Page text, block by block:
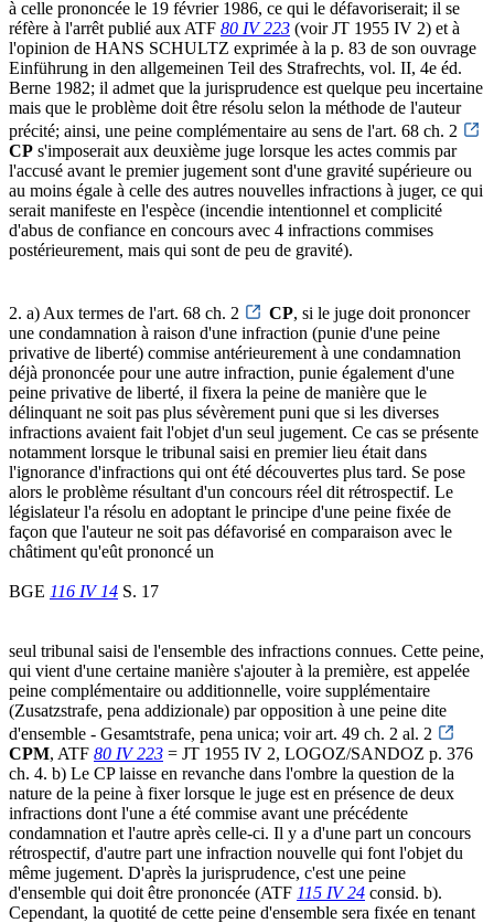
à celle prononcée le 19 février 1986, ce qui le défavoriserait; il se
réfère à l'arrêt publié aux ATF 80 IV 223 (voir JT 1955 IV 2) et à
l'opinion de HANS SCHULTZ exprimée à la p. 83 de son ouvrage
Einführung in den allgemeinen Teil des Strafrechts, vol. II, 4e éd.
Berne 1982; il admet que la jurisprudence est quelque peu incertaine
mais que le problème doit être résolu selon la méthode de l'auteur
précité; ainsi, une peine complémentaire au sens de l'art. 68 ch. 2
CP s'imposerait aux deuxième juge lorsque les actes commis par
l'accusé avant le premier jugement sont d'une gravité supérieure ou
au moins égale à celle des autres nouvelles infractions à juger, ce qui
serait manifeste en l'espèce (incendie intentionnel et complicité
d'abus de confiance en concours avec 4 infractions commises
postérieurement, mais qui sont de peu de gravité).
2. a) Aux termes de l'art. 68 ch. 2 CP, si le juge doit prononcer
une condamnation à raison d'une infraction (punie d'une peine
privative de liberté) commise antérieurement à une condamnation
déjà prononcée pour une autre infraction, punie également d'une
peine privative de liberté, il fixera la peine de manière que le
délinquant ne soit pas plus sévèrement puni que si les diverses
infractions avaient fait l'objet d'un seul jugement. Ce cas se présente
notamment lorsque le tribunal saisi en premier lieu était dans
l'ignorance d'infractions qui ont été découvertes plus tard. Se pose
alors le problème résultant d'un concours réel dit rétrospectif. Le
législateur l'a résolu en adoptant le principe d'une peine fixée de
façon que l'auteur ne soit pas défavorisé en comparaison avec le
châtiment qu'eût prononcé un
BGE 116 IV 14 S. 17
seul tribunal saisi de l'ensemble des infractions connues. Cette peine,
qui vient d'une certaine manière s'ajouter à la première, est appelée
peine complémentaire ou additionnelle, voire supplémentaire
(Zusatzstrafe, pena addizionale) par opposition à une peine dite
d'ensemble - Gesamtstrafe, pena unica; voir art. 49 ch. 2 al. 2
CPM, ATF 80 IV 223 = JT 1955 IV 2, LOGOZ/SANDOZ p. 376
ch. 4. b) Le CP laisse en revanche dans l'ombre la question de la
nature de la peine à fixer lorsque le juge est en présence de deux
infractions dont l'une a été commise avant une précédente
condamnation et l'autre après celle-ci. Il y a d'une part un concours
rétrospectif, d'autre part une infraction nouvelle qui font l'objet du
même jugement. D'après la jurisprudence, c'est une peine
d'ensemble qui doit être prononcée (ATF 115 IV 24 consid. b).
Cependant, la quotité de cette peine d'ensemble sera fixée en tenant